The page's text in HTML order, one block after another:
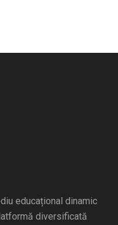
educațional dinamic
diversificată